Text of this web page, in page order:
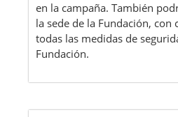
en la campaña. También
la sede de la Fundación,
todas las medidas de
Fundación.